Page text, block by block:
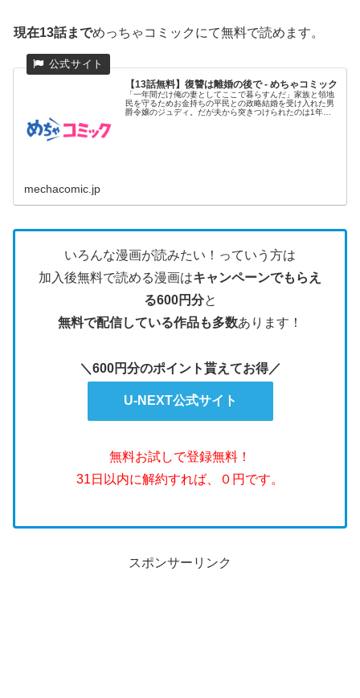
現在13話までめっちゃコミックにて無料で読めます。
【13話無料】復讐は離婚の後で - めちゃコミック
「一年間だけ俺の妻としてここで暮らすんだ」家族と領地
民を守るためお金持ちの平民との政略結婚を受け入れた男
爵令嬢のジュディ。だが夫から突きつけられたのは1年後
mechacomic.jp
いろんな漫画が読みたい！っていう方は
加入後無料で読める漫画はキャンペーンでもらえ
る600円分と
無料で配信している作品も多数あります！
＼600円分のポイント貰えてお得／
U-NEXT公式サイト
無料お試しで登録無料！
31日以内に解約すれば、０円です。
スポンサーリンク